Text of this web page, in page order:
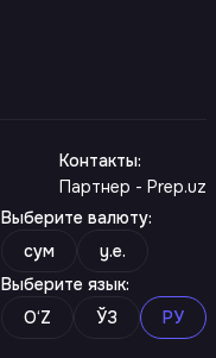
Контакты:
Партнер - Prep.uz
Выберите валюту:
сум
y.e.
Выберите язык:
O‘Z
ЎЗ РУ